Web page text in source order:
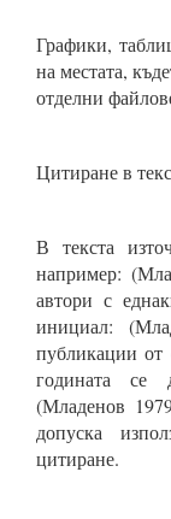
Графики,
на местата,
отделни
Цитиране в
В текста
например:
автори с
инициал:
публикации
годината се
(Младенов
допуска
цитиране.